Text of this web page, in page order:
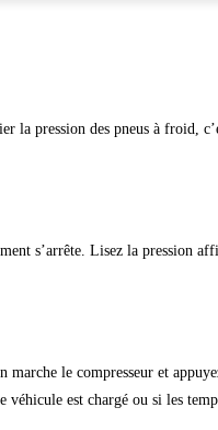
la pression des pneus à froid,
s’arrête. Lisez la pression
le compresseur et
est chargé ou si les